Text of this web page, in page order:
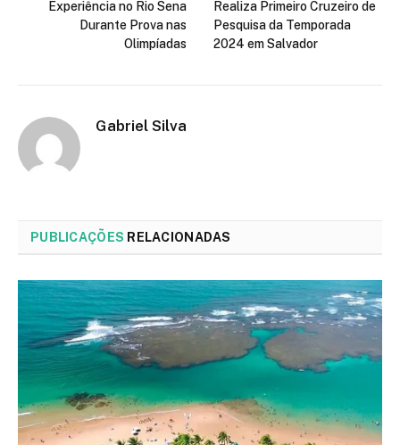
Experiência no Rio Sena
Durante Prova nas
Olimpíadas
Realiza Primeiro Cruzeiro de
Pesquisa da Temporada
2024 em Salvador
Gabriel Silva
PUBLICAÇÕES RELACIONADAS